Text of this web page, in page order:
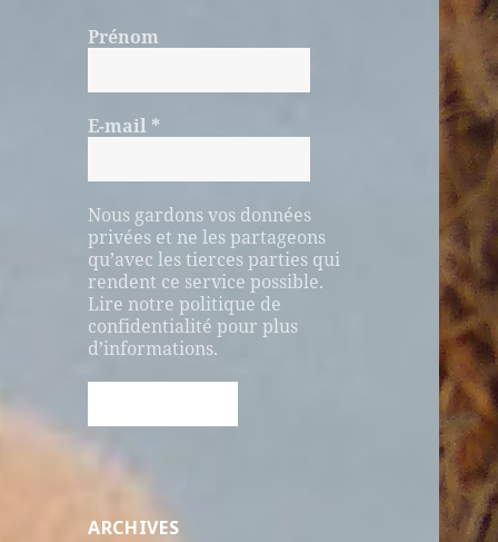
Prénom
E-mail *
Nous gardons vos données
privées et ne les partageons
qu’avec les tierces parties qui
rendent ce service possible.
Lire notre politique de
confidentialité pour plus
d’informations.
ARCHIVES